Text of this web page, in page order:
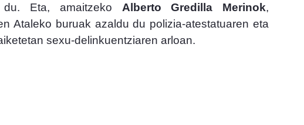
Eta, amaitzeko Alberto Gredilla Merinok,
Ataleko buruak azaldu du polizia-atestatuaren eta
sexu-delinkuentziaren arloan.